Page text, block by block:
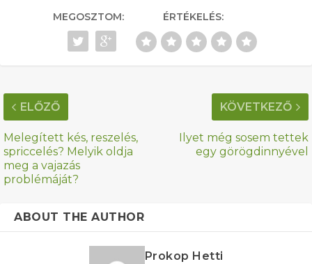
MEGOSZTOM: ÉRTÉKELÉS:
ELŐZŐ
Melegített kés, reszelés,
spriccelés? Melyik oldja
meg a vajazás
problémáját?
KÖVETKEZŐ
Ilyet még sosem tettek
egy görögdinnyével
ABOUT THE AUTHOR
Prokop Hetti